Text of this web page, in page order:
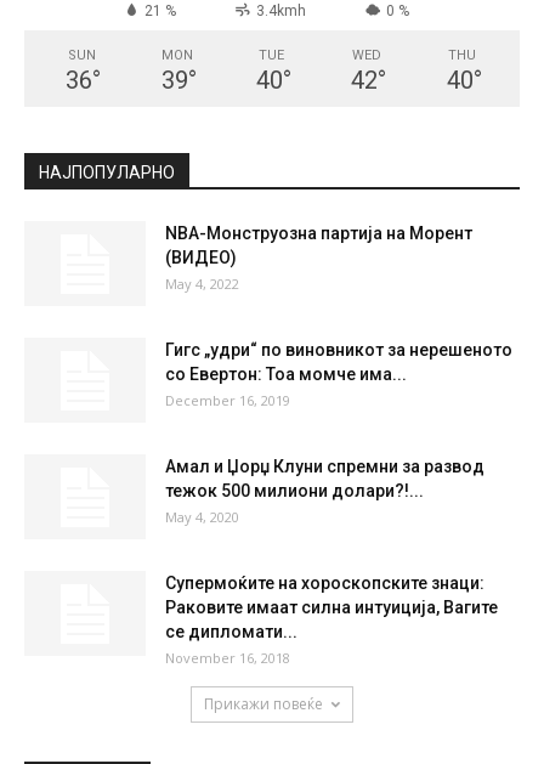
21 % 3.4kmh 0 %
SUN
36°
MON
39°
TUE
40°
WED
42°
THU
40°
НАЈПОПУЛАРНО
NBA-Монструозна партија на Морент
(ВИДЕО)
May 4, 2022
Гигс „удри“ по виновникот за нерешеното
со Евертон: Тоа момче има...
December 16, 2019
Амал и Џорџ Клуни спремни за развод
тежок 500 милиони долари?!...
May 4, 2020
Супермоќите на хороскопските знаци:
Раковите имаат силна интуиција, Вагите
се дипломати...
November 16, 2018
Прикажи повеќе